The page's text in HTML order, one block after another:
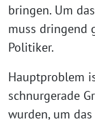
bringen. Um
muss dringend
Politiker.
Hauptproblem
schnurgerade
wurden, um